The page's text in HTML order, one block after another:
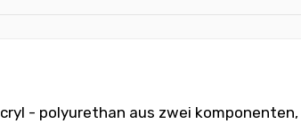
- polyurethan aus zwei